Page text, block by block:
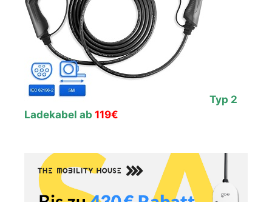
Typ 2
Ladekabel ab 119€